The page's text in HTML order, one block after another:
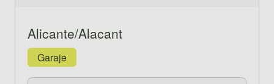
Alicante/Alacant
Garaje